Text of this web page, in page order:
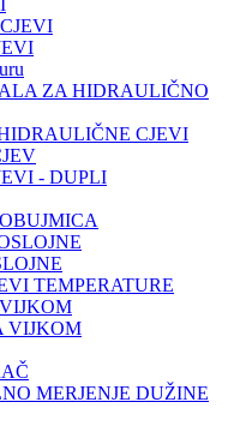
ZA HIDRAULIČNO
CJEVI
- DUPLI
TEMPERATURE
VIJKOM
MERJENJE DUŽINE